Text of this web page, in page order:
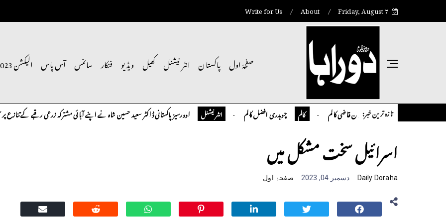
Friday, August 7
About
Write for Us
صفحۂ اول پاکستان انٹر نیشنل کھیل ویڈیو فنکار سائنس آس پاس الیکشن 2023
تازہ ترین خبر:
تمیور سلمان قاضی کالم کالم چوہدری افضل کالم انٹر نیشنل اوورسیز پاکستانی ڈاکٹر سعید حسین شاہ نے اپنے آبائی مشترکہ زرعی رقبے کے تنازع پر
اسرائیل سخت مشکل میں
Daily Doraha دسمبر 04, 2023 صفحۂ اول